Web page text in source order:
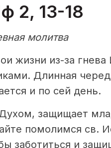
2, 13-18
молитва
жизни из-за гнева
Длинная
и по сей день.
защищает
помолимся св.
заботиться и